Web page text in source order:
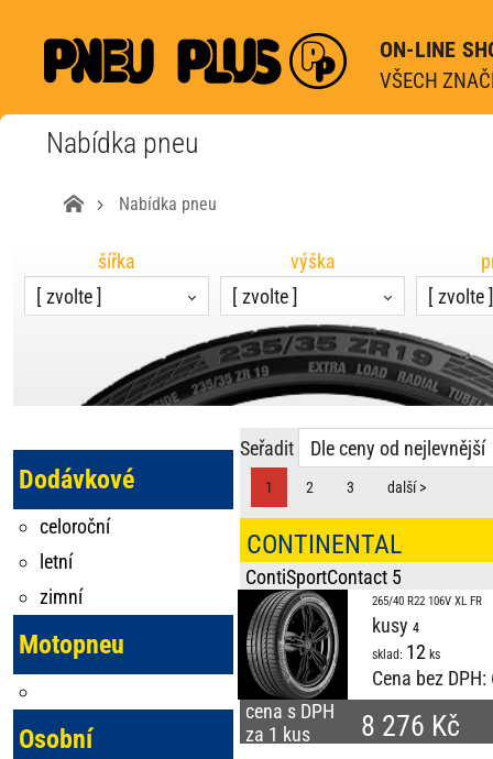
ON-LINE
VŠECH
Nabídka pneu
Nabídka pneu
šířka
[ zvolte ]
výška
[ zvolte ]
[ zvolte
Seřadit Dle ceny od nejlevnější
1 2 3 další >
CONTINENTAL
ContiSportContact 5
265/40 R22 106V XL FR
kusy
sklad: 12 ks
Cena bez DPH:
cena s DPH
za 1 kus
8 276 Kč
Dodávkové
celoroční
letní
zimní
Motopneu
Osobní